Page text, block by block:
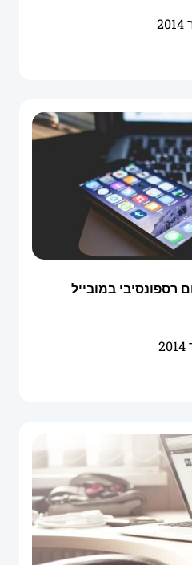
רספונסיבי במובייל